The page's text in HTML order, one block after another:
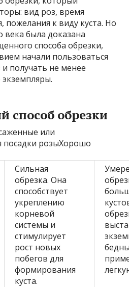
вид роз, время
пожелания к виду куста. Но
века была доказана
способа обрезки,
начали пользоваться
получать не менее
способ обрезки
или
посадки розыХорошо
Сильная
обрезка. Она
способствует
укреплению
корневой
системы и
стимулирует
рост новых
побегов для
формирования
куста.